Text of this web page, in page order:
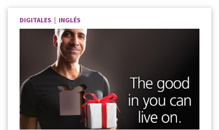
DIGITALES | INGLÉS